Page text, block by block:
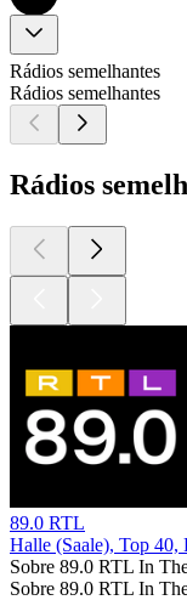
Rádios semelhantes
Rádios semelhantes
Rádios
89.0 RTL
Halle (Saale), Top 40,
Sobre 89.0 RTL In
Sobre 89.0 RTL In